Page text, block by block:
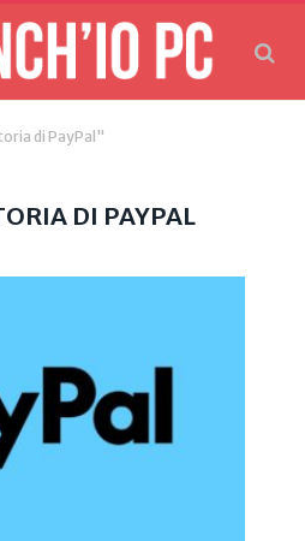
di PayPal"
DI PAYPAL